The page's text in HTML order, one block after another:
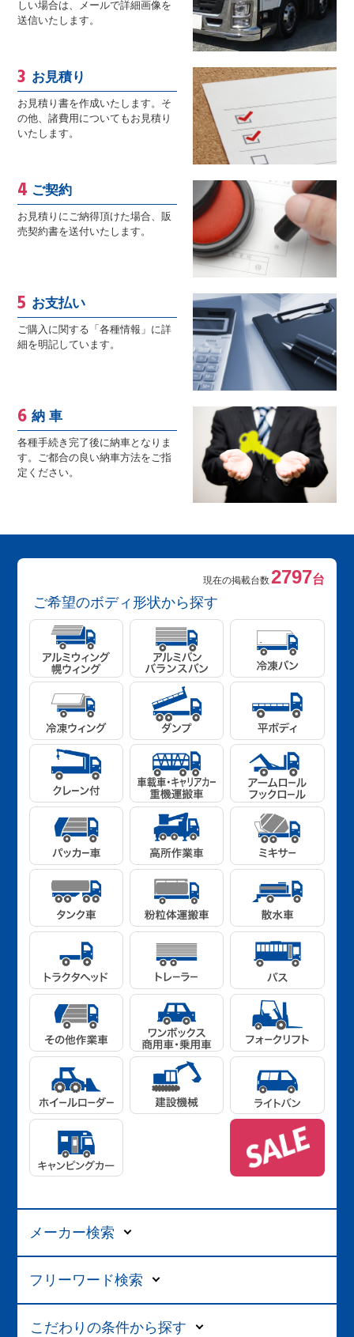
しい場合は、メールで詳細画像を
送信いたします。
お見積り
お見積り書を作成いたします。そ
の他、諸費用についてもお見積り
いたします。
ご契約
お見積りにご納得頂けた場合、販
売契約書を送付いたします。
お支払い
ご購入に関する「各種情報」に詳
細を明記しています。
納 車
各種手続き完了後に納車となりま
す。ご都合の良い納車方法をご指
定ください。
現在の掲載台数2797台
ご希望のボディ形状から探す
メーカー検索
フリーワード検索
こだわりの条件から探す